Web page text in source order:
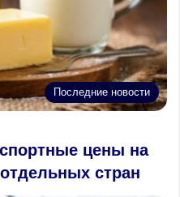
Последние новости
цены на
стран